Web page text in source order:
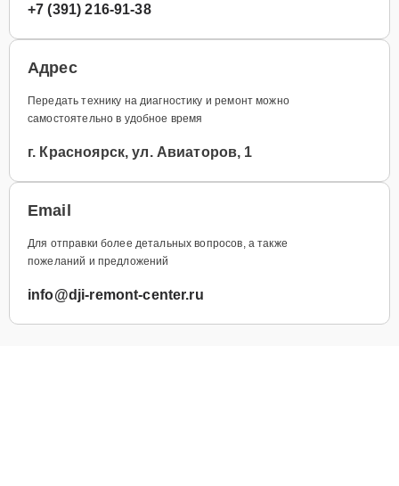
+7 (391) 216-91-38
Адрес
Передать технику на диагностику и ремонт можно
самостоятельно в удобное время
г. Красноярск, ул. Авиаторов, 1
Email
Для отправки более детальных вопросов, а также
пожеланий и предложений
info@dji-remont-center.ru